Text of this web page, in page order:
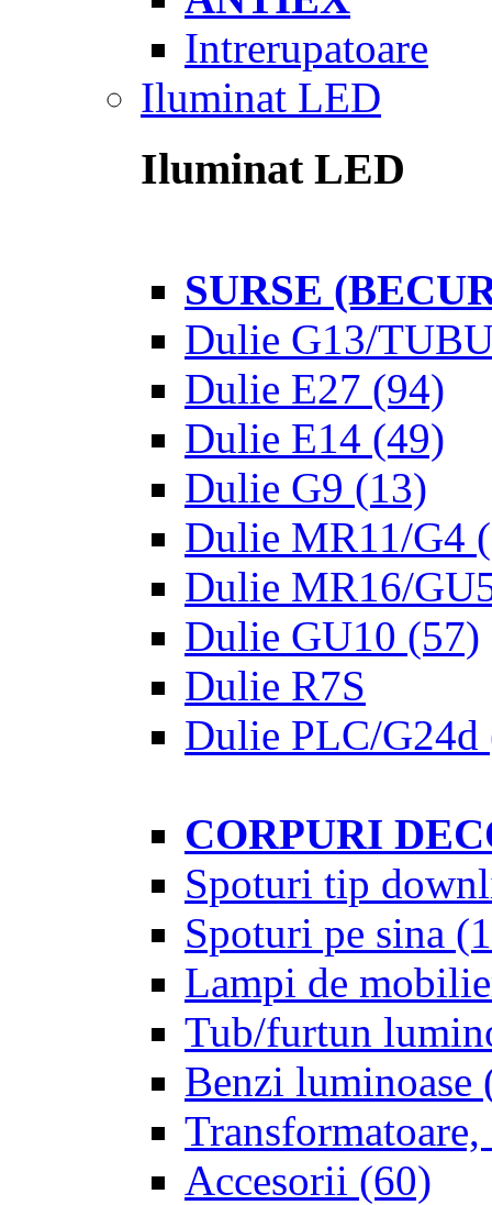
Intrerupatoare
Iluminat LED
Iluminat LED
SURSE
Dulie G13/
Dulie E27 (94)
Dulie E14 (49)
Dulie G9 (13)
Dulie MR11/G4
Dulie MR16/
Dulie GU10 (57)
Dulie R7S
Dulie PLC/G24d
CORPURI
Spoturi tip
Spoturi pe sina
Lampi de
Tub/furtun
Benzi luminoase
Accesorii (60)